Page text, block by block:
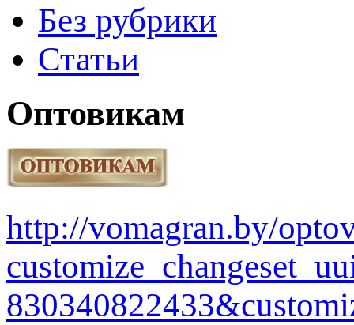
Без рубрики
Статьи
Оптовикам
http://vomagran.by/